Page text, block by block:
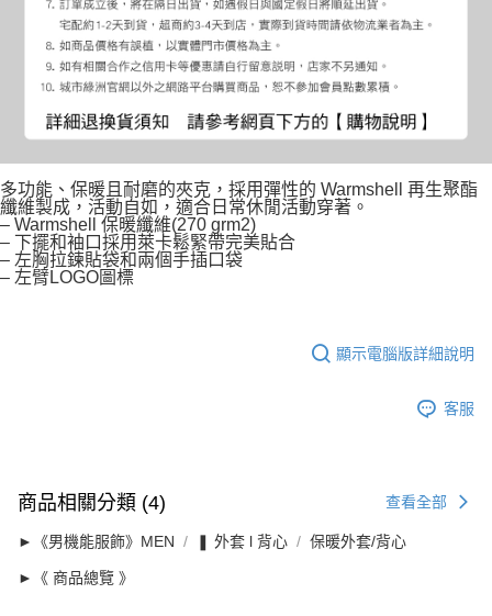
多功能、保暖且耐磨的夾克，採用彈性的 Warmshell 再生聚酯
纖維製成，活動自如，適合日常休閒活動穿著。
– Warmshell 保暖纖維(270 grm2)
– 下擺和袖口採用萊卡鬆緊帶完美貼合
– 左胸拉鍊貼袋和兩個手插口袋
– 左臂LOGO圖標
顯示電腦版詳細說明
客服
商品相關分類 (4) 查看全部
►《男機能服飾》MEN ❚ 外套 l 背心 保暖外套/背心
►《 商品總覽 》